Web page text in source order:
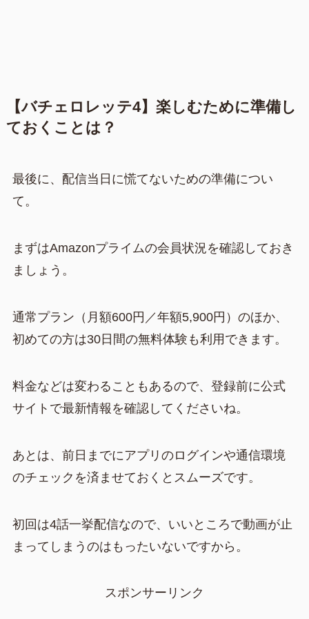
【バチェロレッテ4】楽しむために準備し
ておくことは？
最後に、配信当日に慌てないための準備につい
て。
まずはAmazonプライムの会員状況を確認しておき
ましょう。
通常プラン（月額600円／年額5,900円）のほか、
初めての方は30日間の無料体験も利用できます。
料金などは変わることもあるので、登録前に公式
サイトで最新情報を確認してくださいね。
あとは、前日までにアプリのログインや通信環境
のチェックを済ませておくとスムーズです。
初回は4話一挙配信なので、いいところで動画が止
まってしまうのはもったいないですから。
スポンサーリンク